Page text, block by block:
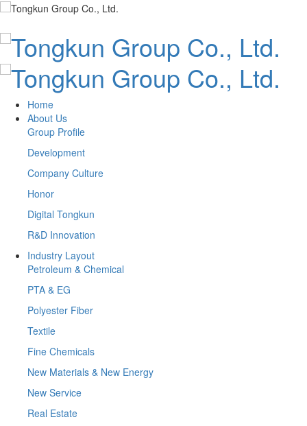
Home
About Us
Group Profile
Development
Company Culture
Honor
Digital Tongkun
R&D Innovation
Industry Layout
Petroleum & Chemical
PTA & EG
Polyester Fiber
Textile
Fine Chemicals
New Materials & New Energy
New Service
Real Estate